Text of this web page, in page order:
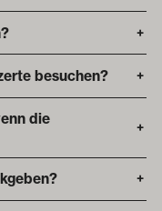
+
besuchen? +
die
+
+